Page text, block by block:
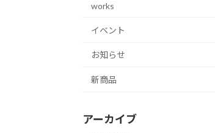
works
イベント
お知らせ
新商品
アーカイブ